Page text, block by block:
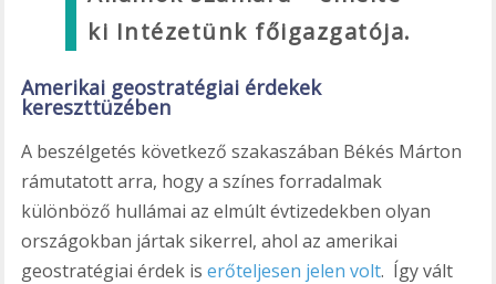
ki Intézetünk főigazgatója.
Amerikai geostratégiai érdekek
kereszttüzében
A beszélgetés következő szakaszában Békés Márton
rámutatott arra, hogy a színes forradalmak
különböző hullámai az elmúlt évtizedekben olyan
országokban jártak sikerrel, ahol az amerikai
geostratégiai érdek iserőteljesen jelen volt. Így vált